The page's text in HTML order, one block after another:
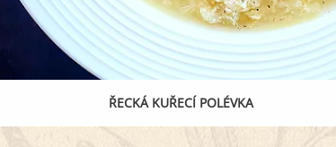
ŘECKÁ KUŘECÍ POLÉVKA